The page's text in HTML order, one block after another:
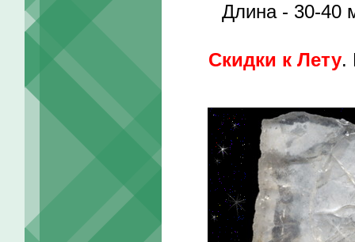
Длина - 30-40
Скидки к Лету.